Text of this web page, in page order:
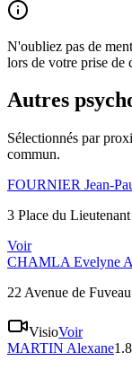
N'oubliez pas de
lors de votre prise de
Autres
Sélectionnés par
commun.
FOURNIER Jean-
3 Place du
Voir
CHAMLA Evelyne
22 Avenue de
VisioVoir
MARTIN Alexane